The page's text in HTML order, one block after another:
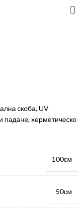
скоба, UV
падане, херметическо
100см
50см